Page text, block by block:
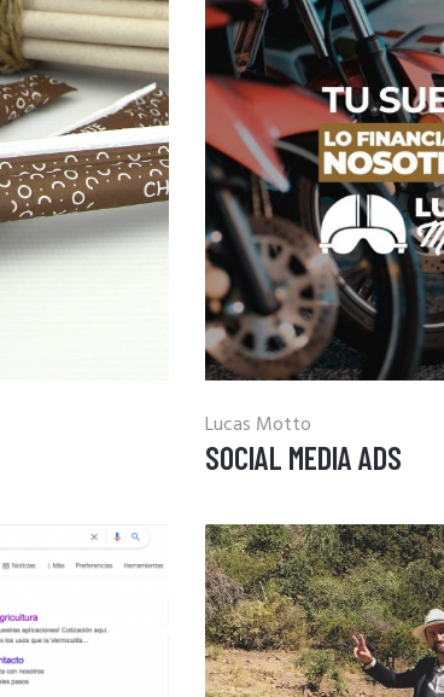
Lucas Motto
SOCIAL MEDIA ADS